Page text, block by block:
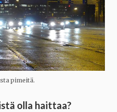
pimeitä.
olla haittaa?